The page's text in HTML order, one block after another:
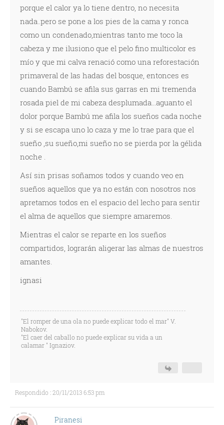
porque el calor ya lo tiene dentro, no necesita
nada..pero se pone a los pies de la cama y ronca
como un condenado,mientras tanto me toco la
cabeza y me ilusiono que el pelo fino multicolor es
mío y que mi calva renació como una reforestación
primaveral de las hadas del bosque, entonces es
cuando Bambú se afila sus garras en mi tremenda
rosada piel de mi cabeza desplumada...aguanto el
dolor porque Bambú me afila los sueños cada noche
y si se escapa uno lo caza y me lo trae para que el
sueño ,su sueño,mi sueño no se pierda por la gélida
noche .
Así sin prisas soñamos todos y cuando veo en
sueños aquellos que ya no están con nosotros nos
apretamos todos en el espacio del lecho para sentir
el alma de aquellos que siempre amaremos.
Mientras el calor se reparte en los sueños
compartidos, lograrán aligerar las almas de nuestros
amantes.
ignasi
"El romper de una ola no puede explicar todo el mar" V.
Nabokov.
"El caer del caballo no puede explicar su vida a un
calamar " Ignaziov.
Respondido : 20/11/2013 6:53 pm
Piranesi